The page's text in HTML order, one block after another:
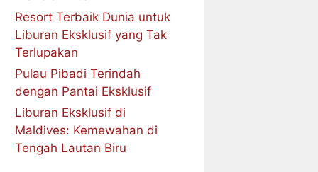
Resort Terbaik Dunia untuk
Liburan Eksklusif yang Tak
Terlupakan
Pulau Pibadi Terindah
dengan Pantai Eksklusif
Liburan Eksklusif di
Maldives: Kemewahan di
Tengah Lautan Biru